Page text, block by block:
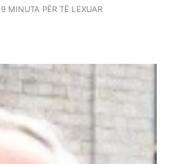
9 MINUTA PËR TË LEXUAR